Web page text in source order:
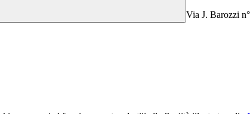
Via J. Barozzi